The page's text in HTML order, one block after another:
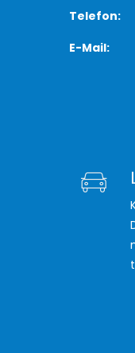
Telefon:
E-Mail: